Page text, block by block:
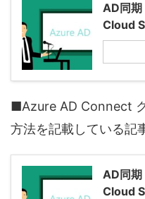
AD同
Cloud
■Azure AD Connect
方法を記載している記
AD同
Cloud